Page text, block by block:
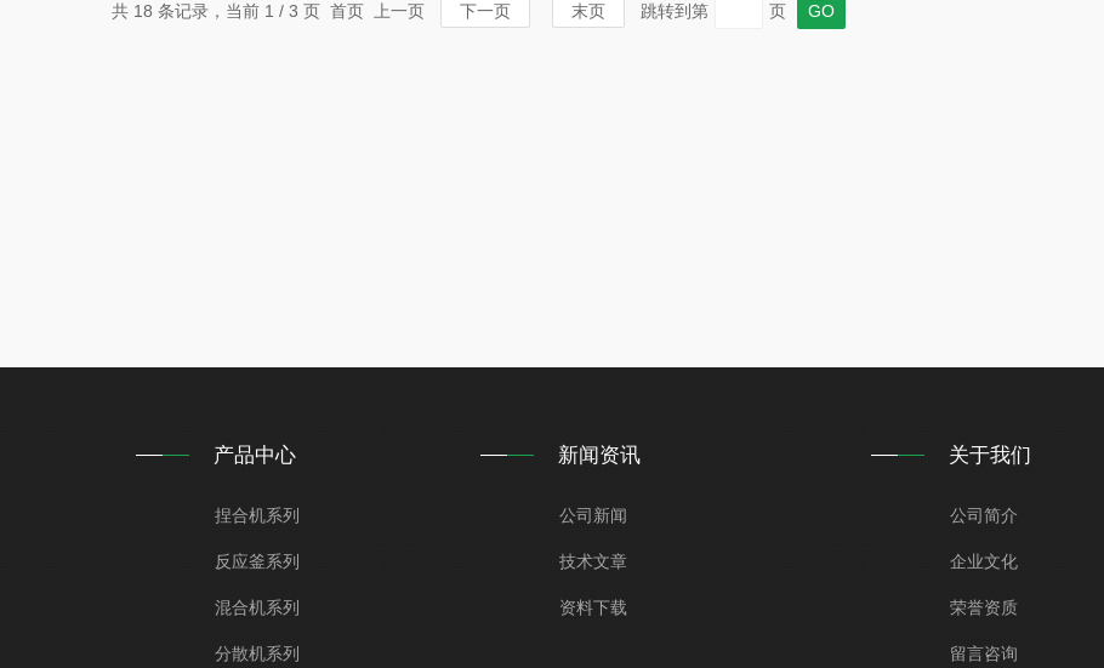
共 18 条记录，当前 1 / 3 页 首页 上一页 下一页 末页 跳转到第 页
产品中心
捏合机系列
反应釜系列
混合机系列
分散机系列
新闻资讯
公司新闻
技术文章
资料下载
关于我们
公司简介
企业文化
荣誉资质
留言咨询